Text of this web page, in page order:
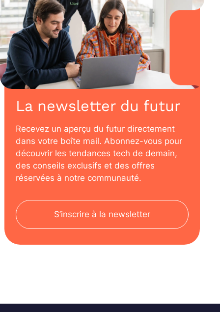
La newsletter du futur
Recevez un aperçu du futur directement
dans votre boîte mail. Abonnez-vous pour
découvrir les tendances tech de demain,
des conseils exclusifs et des offres
réservées à notre communauté.
S’inscrire à la newsletter